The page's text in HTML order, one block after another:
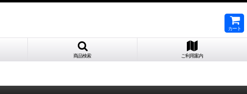
カート
商品検索 ご利用案内